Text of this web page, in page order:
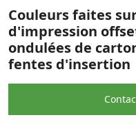
Couleurs faites
d'impression
ondulées de
fentes d'insertion